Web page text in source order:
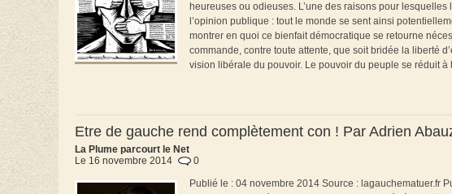
heureuses ou odieuses. L’une des raisons pour
l’opinion publique : tout le monde se sent ainsi
montrer en quoi ce bienfait démocratique se retourne
commande, contre toute attente, que soit bridée la liberté
vision libérale du pouvoir. Le pouvoir du peuple se réduit à
Etre de gauche rend complètement con ! Par Adrien
La Plume parcourt le Net
Le 16 novembre 2014
0
Publié le : 04 novembre 2014 Source : lagauchematuer.fr